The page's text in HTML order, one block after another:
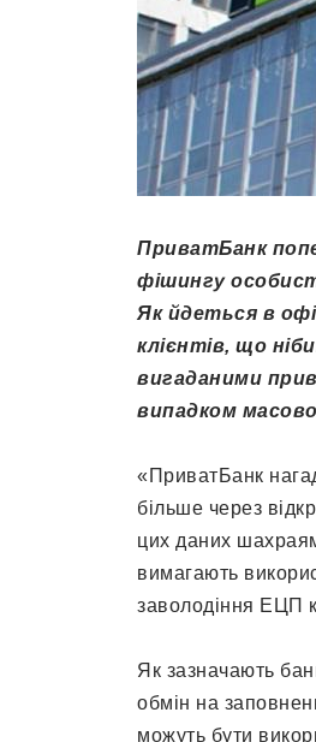
ПриватБанк
фішингу
Як йдеться в
клієнтів, що
вигаданими
випадком
«ПриватБанк
більше через
цих даних
вимагають
заволодіння ЕЦП
Як зазначають
обмін на
можуть бути